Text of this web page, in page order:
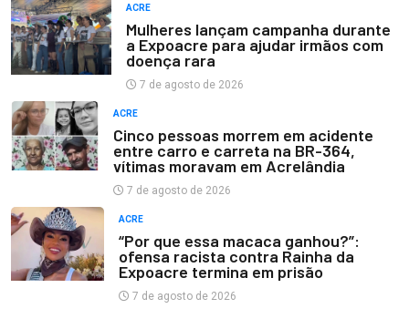
ACRE
Mulheres lançam campanha durante
a Expoacre para ajudar irmãos com
doença rara
7 de agosto de 2026
ACRE
Cinco pessoas morrem em acidente
entre carro e carreta na BR-364,
vítimas moravam em Acrelândia
7 de agosto de 2026
ACRE
“Por que essa macaca ganhou?”:
ofensa racista contra Rainha da
Expoacre termina em prisão
7 de agosto de 2026